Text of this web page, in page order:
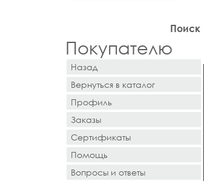
Поиск
Покупателю
Назад
Вернуться в каталог
Профиль
Заказы
Сертификаты
Помощь
Вопросы и ответы